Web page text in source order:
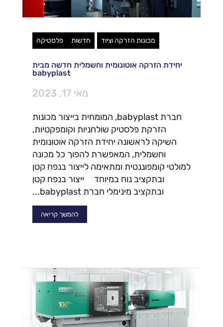
מכונות הזרקה וציוד חדשות פלסטיקה
יחידת הזרקה אוטונומית וחשמלית חדשה מבית
babyplast
מאי 17, 2023
חברת babyplast, המומחית בייצור מכונות
הזרקת פלסטיק שולחניות וקומפקטיות,
השיקה לראשונה יחידת הזרקה אוטונומית
וחשמלית, המאפשרת להפוך כל מכונה
למולטי קומפוננטית ומתאימה לייצור בנפח קטן
ובתקציב נוח במיוחד ייצור בנפח קטן
ובתקציב מינימלי חברת babyplast...
להמשך קריאה